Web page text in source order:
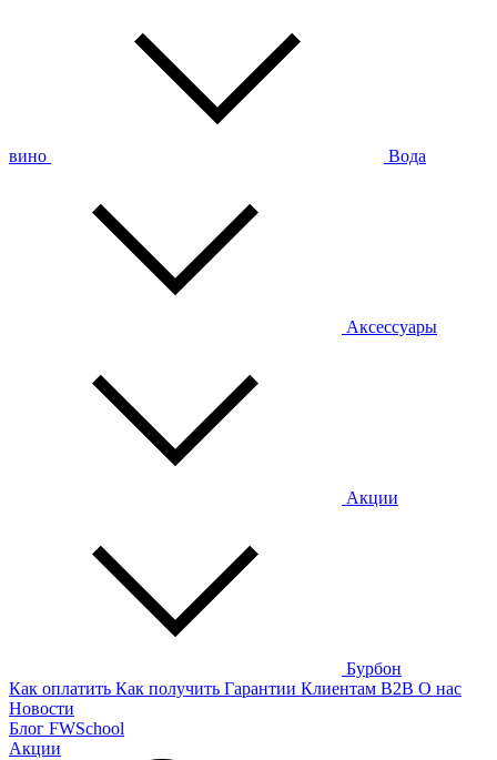
вино Вода
Аксессуары
Акции
Бурбон
Как оплатить Как получить Гарантии Клиентам B2B О нас
Новости
Блог FWSchool
Акции